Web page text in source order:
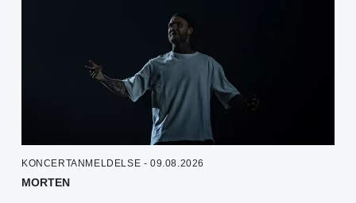
KONCERTANMELDELSE - 09.08.2026
MORTEN